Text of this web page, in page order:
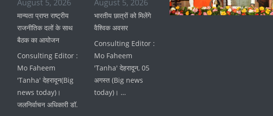
August 5, 2026
मान्यता प्राप्त राष्ट्रीय
राजनीतिक दलों के साथ
बैठक का आयोजन
Consulting Editor :
Mo Faheem
'Tanha' देहरादून(Big
news today)।
जलनिर्वाचन अधिकारी डॉ.
August 5, 2026
भारतीय छात्रों को मिलेंगे
वैश्विक अवसर
Consulting Editor :
Mo Faheem
'Tanha' देहरादून, 05
अगस्त (Big news
today)। …